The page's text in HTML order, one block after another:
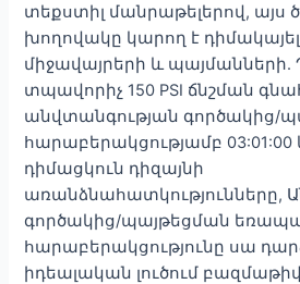
տեքստիլ մանրաթելերով, այս
խողովակը կարող է
միջավայրերի և պայմանների.
տպավորիչ 150 PSI ճնշման
անվտանգության գործակից/
հարաբերակցությամբ 03:01:00
դիմացկուն դիզայնի
առանձնահատկությունները,
գործակից/պայթեցման
հարաբերակցությունը սա
իդեալական լուծում